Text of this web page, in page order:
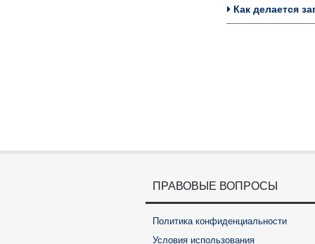
Как делается
ПРАВОВЫЕ ВОПРОСЫ
Политика конфиденциальности
Условия использования